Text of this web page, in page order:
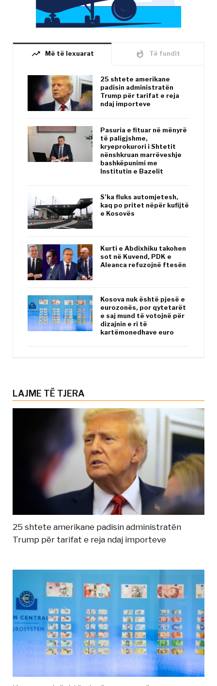
trending_up Më të lexuarat whatshot Të fundit
25 shtete amerikane
padisin administratën
Trump për tarifat e reja
ndaj importeve
Pasuria e fituar në mënyrë
të paligjshme,
kryeprokurori i Shtetit
nënshkruan marrëveshje
bashkëpunimi me
Institutin e Bazelit
S’ka fluks automjetesh,
kaq po pritet nëpër kufijtë
e Kosovës
Kurti e Abdixhiku takohen
sot në Kuvend, PDK e
Aleanca refuzojnë ftesën
Kosova nuk është pjesë e
eurozonës, por qytetarët
e saj mund të votojnë për
dizajnin e ri të
kartëmonedhave euro
LAJME TË TJERA
25 shtete amerikane padisin administratën
Trump për tarifat e reja ndaj importeve